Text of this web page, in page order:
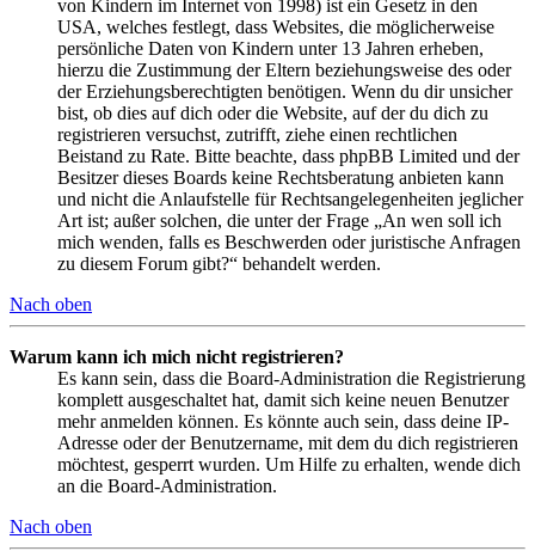
von Kindern im Internet von 1998) ist ein Gesetz in den
USA, welches festlegt, dass Websites, die möglicherweise
persönliche Daten von Kindern unter 13 Jahren erheben,
hierzu die Zustimmung der Eltern beziehungsweise des oder
der Erziehungsberechtigten benötigen. Wenn du dir unsicher
bist, ob dies auf dich oder die Website, auf der du dich zu
registrieren versuchst, zutrifft, ziehe einen rechtlichen
Beistand zu Rate. Bitte beachte, dass phpBB Limited und der
Besitzer dieses Boards keine Rechtsberatung anbieten kann
und nicht die Anlaufstelle für Rechtsangelegenheiten jeglicher
Art ist; außer solchen, die unter der Frage „An wen soll ich
mich wenden, falls es Beschwerden oder juristische Anfragen
zu diesem Forum gibt?“ behandelt werden.
Nach oben
Warum kann ich mich nicht registrieren?
Es kann sein, dass die Board-Administration die Registrierung
komplett ausgeschaltet hat, damit sich keine neuen Benutzer
mehr anmelden können. Es könnte auch sein, dass deine IP-
Adresse oder der Benutzername, mit dem du dich registrieren
möchtest, gesperrt wurden. Um Hilfe zu erhalten, wende dich
an die Board-Administration.
Nach oben